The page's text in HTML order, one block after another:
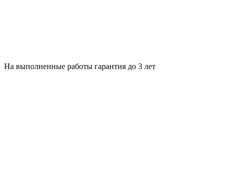
На выполненные работы гарантия до 3 лет